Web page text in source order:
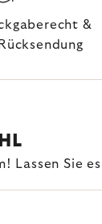
&
Lassen Sie